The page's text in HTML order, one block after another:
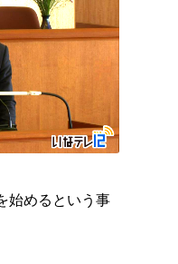
始めるという事